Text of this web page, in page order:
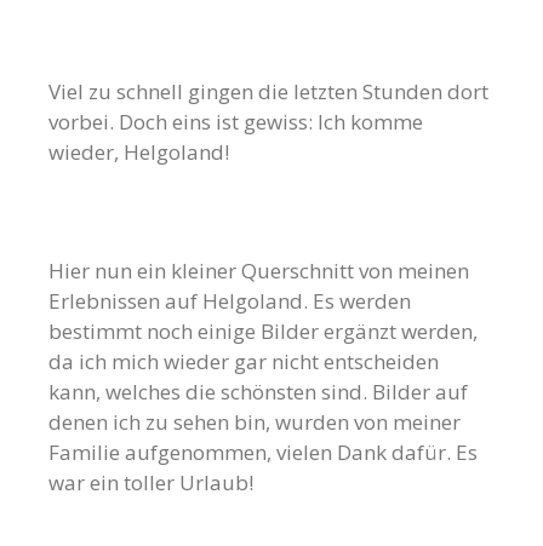
Viel zu schnell gingen die letzten Stunden dort
vorbei. Doch eins ist gewiss: Ich komme
wieder, Helgoland!
Hier nun ein kleiner Querschnitt von meinen
Erlebnissen auf Helgoland. Es werden
bestimmt noch einige Bilder ergänzt werden,
da ich mich wieder gar nicht entscheiden
kann, welches die schönsten sind. Bilder auf
denen ich zu sehen bin, wurden von meiner
Familie aufgenommen, vielen Dank dafür. Es
war ein toller Urlaub!